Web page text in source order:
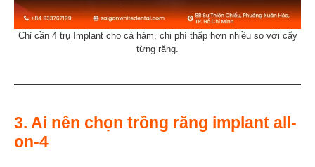
Chỉ cần 4 trụ Implant cho cả hàm, chi phí thấp hơn nhiều so với cấy
từng răng.
3. Ai nên chọn trồng răng implant all-
on-4